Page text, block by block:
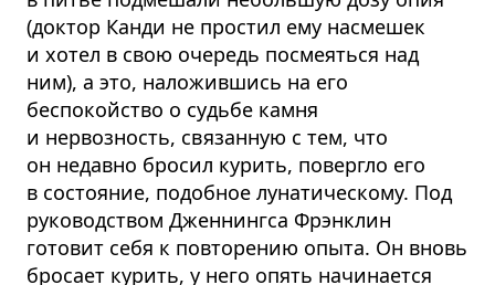
(доктор Канди не простил ему насмешек
и хотел в свою очередь посмеяться над
ним), а это, наложившись на его
беспокойство о судьбе камня
и нервозность, связанную с тем, что
он недавно бросил курить, повергло его
в состояние, подобное лунатическому. Под
руководством Дженнингса Фрэнклин
готовит себя к повторению опыта. Он вновь
бросает курить, у него опять начинается